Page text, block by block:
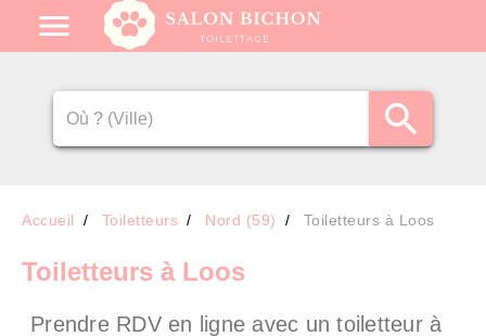
Accueil Toiletteurs Nord (59) Toiletteurs à Loos
Toiletteurs à Loos
Prendre RDV en ligne avec un toiletteur à